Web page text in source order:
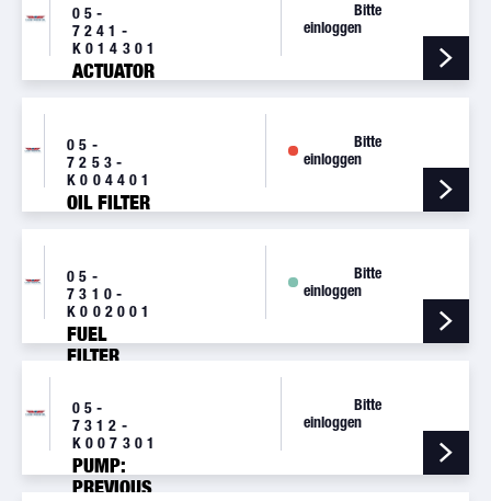
05-
7241-
K014301
ACTUATOR
Bitte
einloggen
05-
7253-
K004401
OIL FILTER
Bitte
einloggen
05-
7310-
K002001
FUEL
FILTER
Bitte
einloggen
05-
7312-
K007301
PUMP:
PREVIOUS
Bitte
einloggen